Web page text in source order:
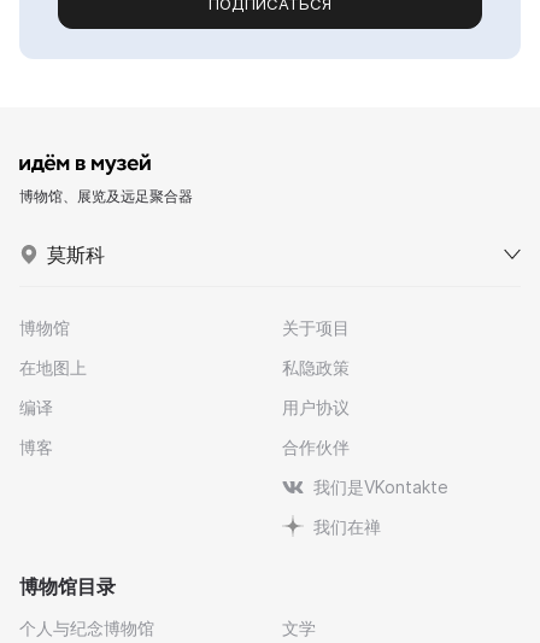
博物馆、展览及远足聚合器
莫斯科
博物馆
在地图上
编译
博客
关于项目
私隐政策
用户协议
合作伙伴
我们是VKontakte
我们在禅
博物馆目录
个人与纪念博物馆 文学